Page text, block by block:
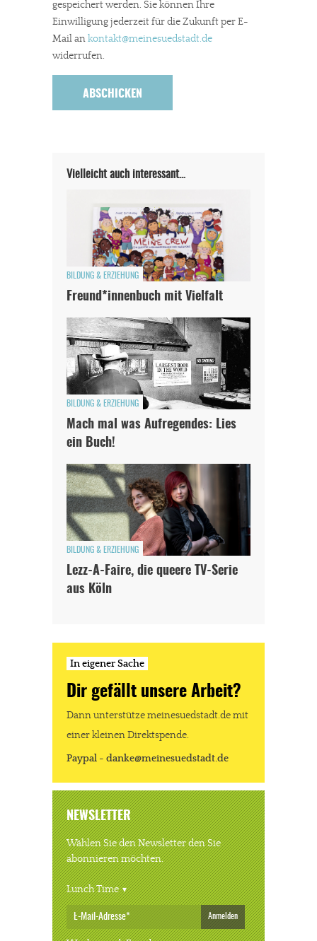
gespeichert werden. Sie können Ihre
Einwilligung jederzeit für die Zukunft per E-
Mail ankontakt@meinesuedstadt.de
widerrufen.
Vielleicht auch interessant…
BILDUNG & ERZIEHUNG
Freund*innenbuch mit Vielfalt
BILDUNG & ERZIEHUNG
Mach mal was Aufregendes: Lies
ein Buch!
BILDUNG & ERZIEHUNG
Lezz-A-Faire, die queere TV-Serie
aus Köln
In eigener Sache
Dir gefällt unsere Arbeit?
Dann unterstütze meinesuedstadt.de mit
einer kleinen Direktspende.
Paypal - danke@meinesuedstadt.de
NEWSLETTER
Wählen Sie den Newsletter den Sie
abonnieren möchten.
Lunch Time
Anmelden